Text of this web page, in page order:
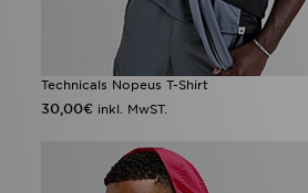
Technicals Nopeus T-Shirt
30,00€ inkl. MwST.